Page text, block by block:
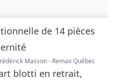
Masson - Remax Québec
blotti en retrait,